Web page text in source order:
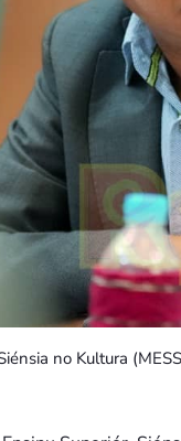
no Kultura